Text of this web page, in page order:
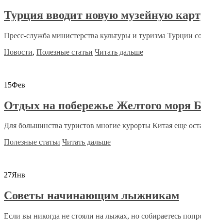
Турция вводит новую музейную
Пресс-служба министерства культуры и туризма Турции
Новости, Полезные статьи Читать дальше
15Фев
Отдых на побережье Желтого моря
Для большинства туристов многие курорты Китая еще
Полезные статьи Читать дальше
27Янв
Советы начинающим лыжникам
Если вы никогда не стояли на лыжах, но собираетесь